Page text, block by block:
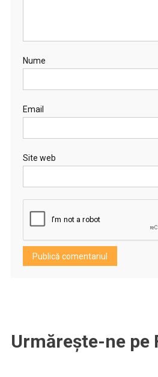
Nume
Email
Site web
Urmărește-ne pe